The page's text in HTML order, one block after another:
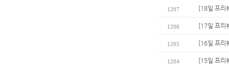
1207 [18일 프리
1206 [17일 프리
1205 [16일 프리
1204 [15일 프리